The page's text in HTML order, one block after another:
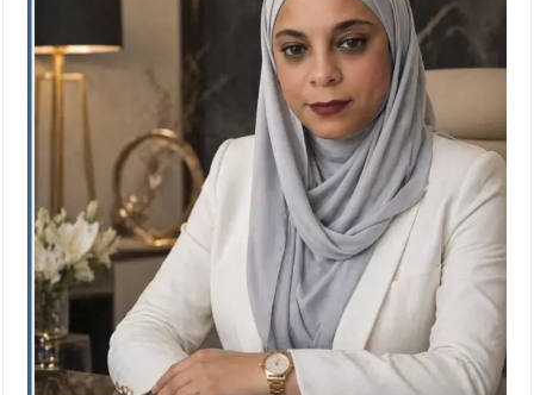
القاضي يلتقي رؤساء تحرير الصحف اليومية ويؤكد حرص مجلس النواب
على شراكة فاعلة مع الإعلام
دعوة المكلفين بخدمة العلم (الدفعة الثالثة) إلى مراجعة منصة خدمة
العلم
الملك يلتقي مجموعة من رفاق السلاح
الملك يتلقى اتصالا هاتفيا من العاهل البحريني
القاضي محمود أحمد فريحات.. مبارك ومزيدا من التوفيق